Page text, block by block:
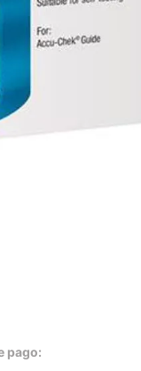
pago: